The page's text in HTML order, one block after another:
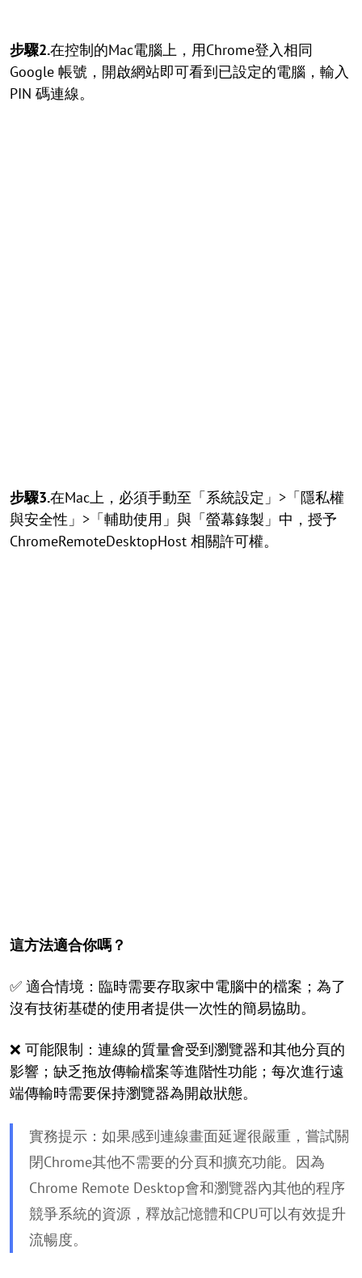
步驟2.在控制的Mac電腦上，用Chrome登入相同
Google 帳號，開啟網站即可看到已設定的電腦，輸入
PIN 碼連線。
步驟3.在Mac上，必須手動至「系統設定」>「隱私權
與安全性」>「輔助使用」與「螢幕錄製」中，授予
ChromeRemoteDesktopHost 相關許可權。
這方法適合你嗎？
✅ 適合情境：臨時需要存取家中電腦中的檔案；為了
沒有技術基礎的使用者提供一次性的簡易協助。
❌ 可能限制：連線的質量會受到瀏覽器和其他分頁的
影響；缺乏拖放傳輸檔案等進階性功能；每次進行遠
端傳輸時需要保持瀏覽器為開啟狀態。
實務提示：如果感到連線畫面延遲很嚴重，嘗試關
閉Chrome其他不需要的分頁和擴充功能。因為
Chrome Remote Desktop會和瀏覽器內其他的程序
競爭系統的資源，釋放記憶體和CPU可以有效提升
流暢度。